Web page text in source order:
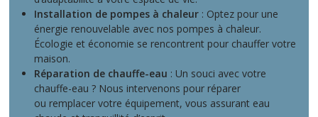
Installation de pompes à chaleur : Optez pour une
énergie renouvelable avec nos pompes à chaleur.
Écologie et économie se rencontrent pour chauffer votre
maison.
Réparation de chauffe-eau : Un souci avec votre
chauffe-eau ? Nous intervenons pour réparer
ou remplacer votre équipement, vous assurant eau